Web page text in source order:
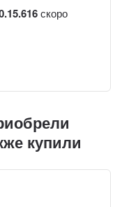
скоро
купили